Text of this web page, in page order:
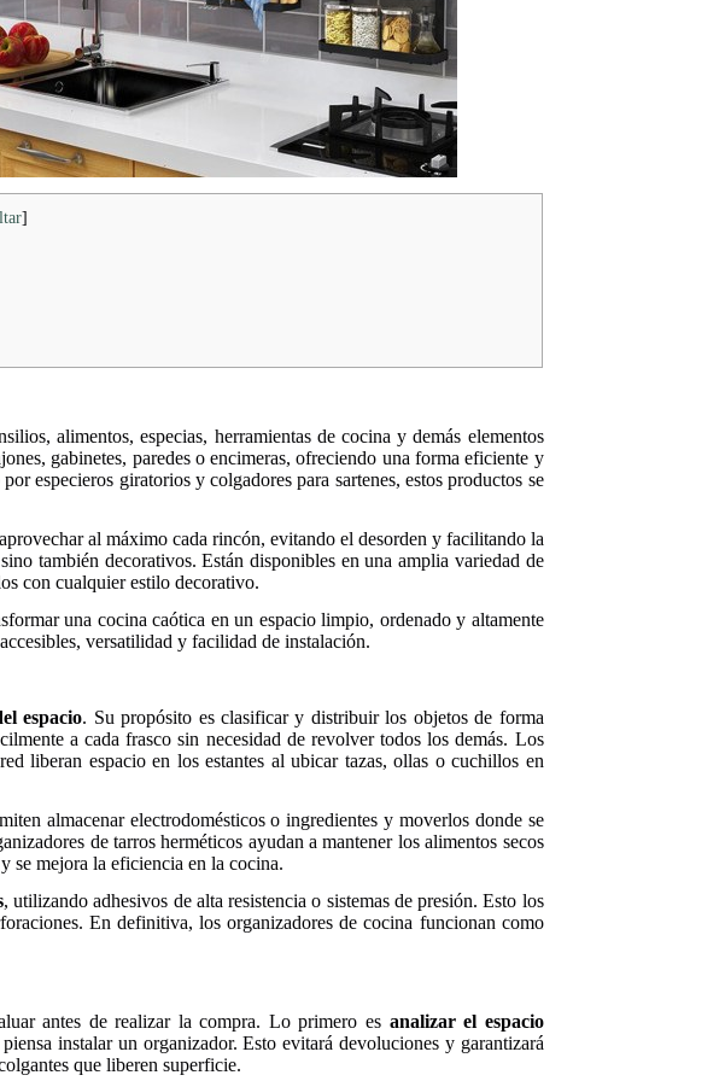
]
alimentos, especias, herramientas de cocina y demás elementos
gabinetes, paredes o encimeras, ofreciendo una forma eficiente y
especieros giratorios y colgadores para sartenes, estos productos se
al máximo cada rincón, evitando el desorden y facilitando la
también decorativos. Están disponibles en una amplia variedad de
con cualquier estilo decorativo.
una cocina caótica en un espacio limpio, ordenado y altamente
versatilidad y facilidad de instalación.
espacio. Su propósito es clasificar y distribuir los objetos de forma
a cada frasco sin necesidad de revolver todos los demás. Los
liberan espacio en los estantes al ubicar tazas, ollas o cuchillos en
almacenar electrodomésticos o ingredientes y moverlos donde se
de tarros herméticos ayudan a mantener los alimentos secos
se mejora la eficiencia en la cocina.
, utilizando adhesivos de alta resistencia o sistemas de presión. Esto los
En definitiva, los organizadores de cocina funcionan como
antes de realizar la compra. Lo primero es analizar el espacio
instalar un organizador. Esto evitará devoluciones y garantizará
que liberen superficie.